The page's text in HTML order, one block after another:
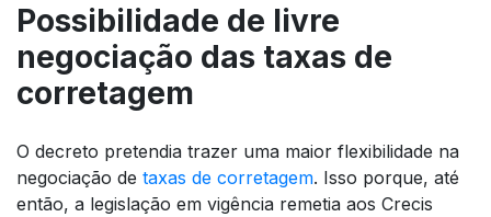
Possibilidade de livre
negociação das taxas de
corretagem
O decreto pretendia trazer uma maior flexibilidade na
negociação de taxas de corretagem. Isso porque, até
então, a legislação em vigência remetia aos Crecis